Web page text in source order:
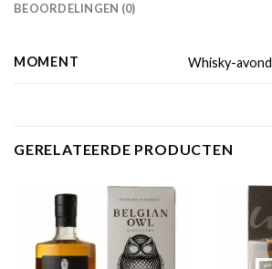
BEOORDELINGEN (0)
MOMENT Whisky-avond
GERELATEERDE PRODUCTEN